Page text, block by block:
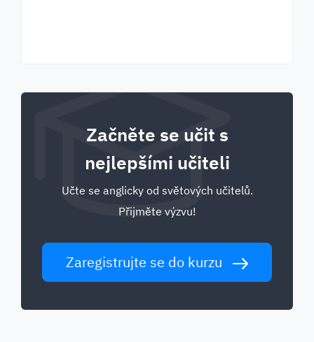
Začněte se učit s
nejlepšími učiteli
Učte se anglicky od světových učitelů.
Přijměte výzvu!
Zaregistrujte se do kurzu